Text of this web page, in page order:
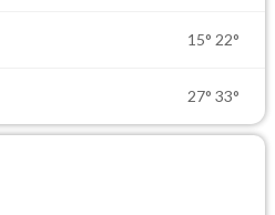
15° 22°
27° 33°